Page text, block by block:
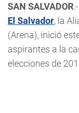
SAN SALVADOR
El Salvador, la
(Arena), inició
aspirantes a la
elecciones de